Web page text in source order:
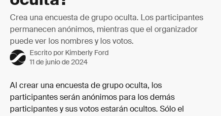
Crea una encuesta de grupo oculta. Los participantes
permanecen anónimos, mientras que el organizador
puede ver los nombres y los votos.
Escrito por Kimberly Ford
11 de junio de 2024
Al crear una encuesta de grupo oculta, los
participantes serán anónimos para los demás
participantes y sus votos estarán ocultos. Sólo el